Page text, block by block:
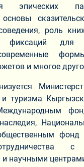
эпических
основы
роль
фиксаций для
и многое
туризма
фонд
с
и научными